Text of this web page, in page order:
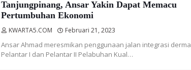
Tanjungpinang, Ansar Yakin Dapat Memacu
Pertumbuhan Ekonomi
KWARTA5.COM Februari 21, 2023
Ansar Ahmad meresmikan penggunaan jalan integrasi
Pelantar I dan Pelantar II Pelabuhan Kual…